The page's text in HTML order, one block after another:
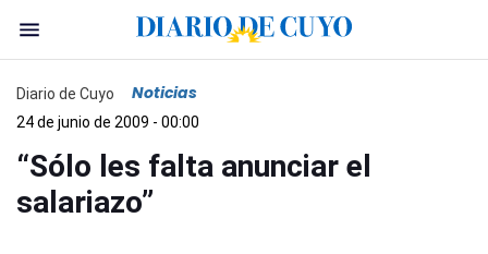
Diario de Cuyo Noticias
24 de junio de 2009 - 00:00
“Sólo les falta anunciar el
salariazo”